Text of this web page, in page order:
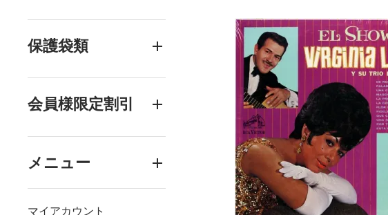
保護袋類
会員様限定割引
メニュー
マイアカウント